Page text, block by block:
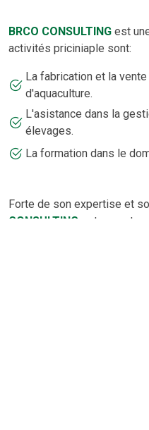
BRCO CONSULTING est
activités priciniaple sont:
La fabrication et la
d'aquaculture.
L'asistance dans la
élevages.
La formation dans le
Forte de son expertise et
CONSULTING
est un